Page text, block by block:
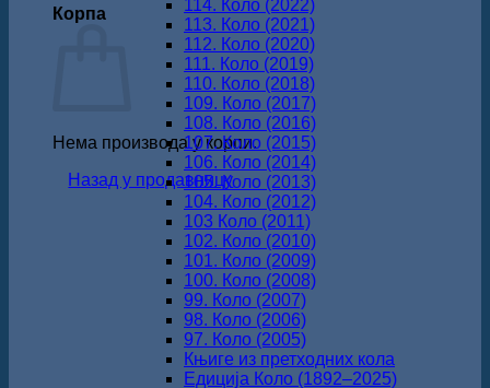
Корпа
Нема производа у корпи.
Назад у продавницу
114. Коло (2022)
113. Коло (2021)
112. Коло (2020)
111. Коло (2019)
110. Коло (2018)
109. Коло (2017)
108. Коло (2016)
107. Коло (2015)
106. Коло (2014)
105. Коло (2013)
104. Коло (2012)
103 Коло (2011)
102. Коло (2010)
101. Коло (2009)
100. Коло (2008)
99. Коло (2007)
98. Коло (2006)
97. Коло (2005)
Књиге из претходних кола
Едиција Коло (1892‒2025)